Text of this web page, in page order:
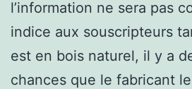
l’information ne sera pas
indice aux souscripteurs
est en bois naturel, il y a
chances que le fabricant